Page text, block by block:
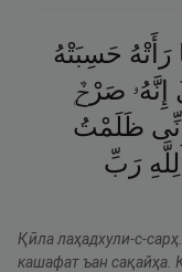
رَأَتْهُ حَسِبَتْهُ
إِنَّهُۥ صَرْحٌۭ
إِنِّى ظَلَمْتُ
لِلَّهِ رَبِّ
Қӣла лаҳадхули-с-
кашафат ъан сақайҳа.